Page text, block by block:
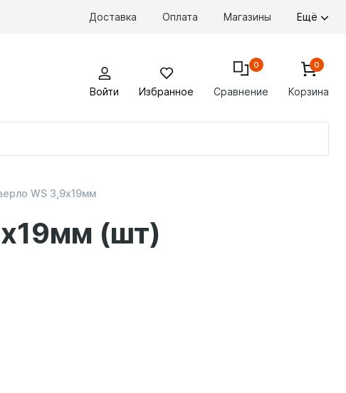
Доставка Оплата Магазины Ещё
Войти Избранное Сравнение
0
Корзина
0
(шт)
WS 3,9х19мм